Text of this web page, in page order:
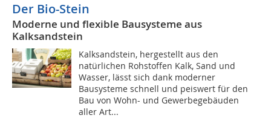
Der Bio-Stein
Moderne und flexible Bausysteme aus
Kalksandstein
Kalksandstein, hergestellt aus den
natürlichen Rohstoffen Kalk, Sand und
Wasser, lässt sich dank moderner
Bausysteme schnell und peiswert für den
Bau von Wohn- und Gewerbegebäuden
aller Art...